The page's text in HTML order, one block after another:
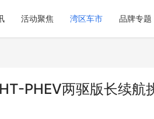
活动聚焦 湾区车市 品牌专题
PHEV两驱版长续航